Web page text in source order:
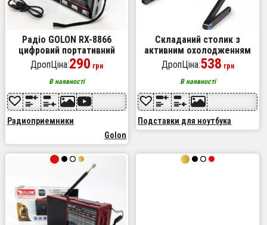
Радіо GOLON RX-8866
цифровий портативний
радіоприймач із ліхтариком
функцією PowerBank. Колір:
білий
ДропЦіна:290 грн
В наявності
Радиоприемники
Golon
Складаний столик з
активним охолодженням
для ноутбука трансформер
переносна підставка Laptop
Table T8
ДропЦіна:538 грн
В наявності
Подставки для ноутбука